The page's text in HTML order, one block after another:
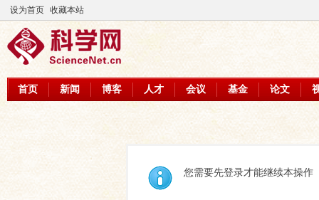
设为首页 收藏本站
首页 新闻 博客 人才 会议 基金 论文
您需要先登录才能继续本操作